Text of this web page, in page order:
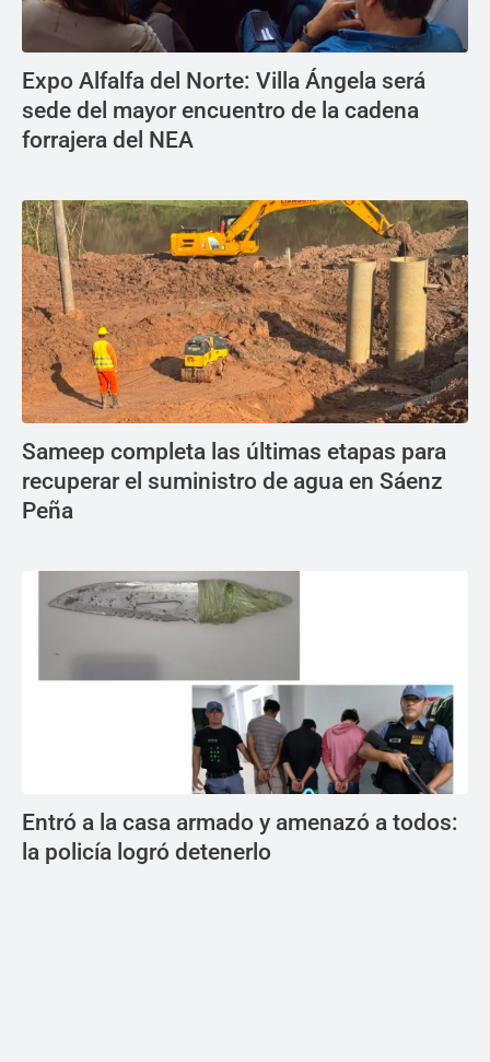
Expo Alfalfa del Norte: Villa Ángela será
sede del mayor encuentro de la cadena
forrajera del NEA
Sameep completa las últimas etapas para
recuperar el suministro de agua en Sáenz
Peña
Entró a la casa armado y amenazó a todos:
la policía logró detenerlo